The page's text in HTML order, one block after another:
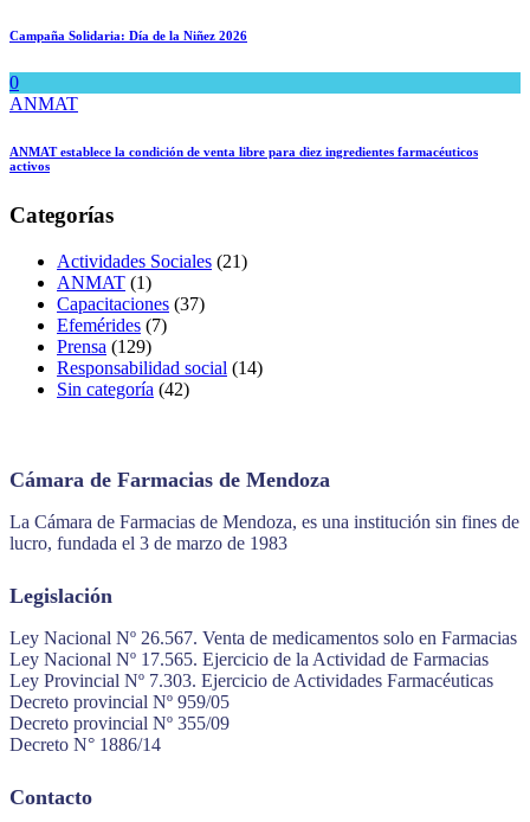
Campaña Solidaria: Día de la Niñez 2026
0
ANMAT
ANMAT establece la condición de venta libre para diez ingredientes farmacéuticos
activos
Categorías
Actividades Sociales (21)
ANMAT (1)
Capacitaciones (37)
Efemérides (7)
Prensa (129)
Responsabilidad social (14)
Sin categoría (42)
Cámara de Farmacias de Mendoza
La Cámara de Farmacias de Mendoza, es una institución sin fines de
lucro, fundada el 3 de marzo de 1983
Legislación
Ley Nacional Nº 26.567. Venta de medicamentos solo en Farmacias
Ley Nacional Nº 17.565. Ejercicio de la Actividad de Farmacias
Ley Provincial Nº 7.303. Ejercicio de Actividades Farmacéuticas
Decreto provincial Nº 959/05
Decreto provincial Nº 355/09
Decreto N° 1886/14
Contacto